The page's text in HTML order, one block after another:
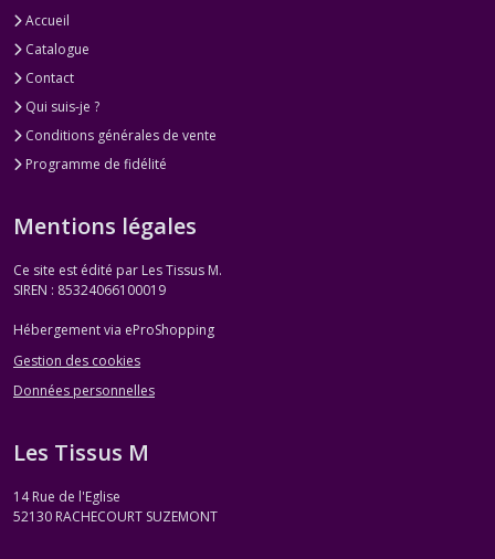
Accueil
Catalogue
Contact
Qui suis-je ?
Conditions générales de vente
Programme de fidélité
Mentions légales
Ce site est édité par Les Tissus M.
SIREN : 85324066100019
Hébergement via eProShopping
Gestion des cookies
Données personnelles
Les Tissus M
14 Rue de l'Eglise
52130 RACHECOURT SUZEMONT